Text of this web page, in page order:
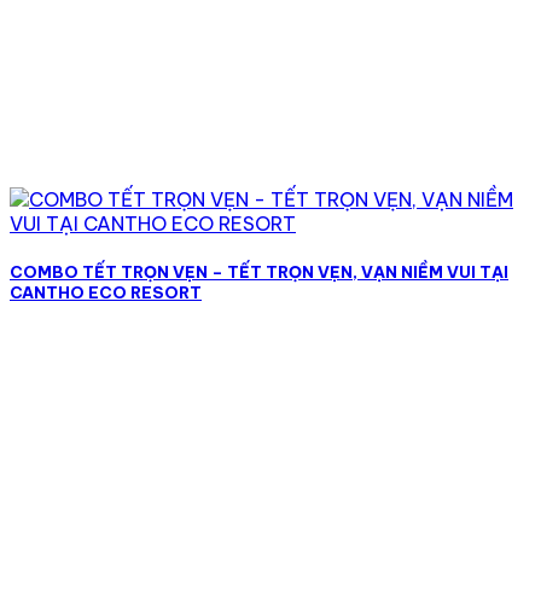
COMBO TẾT TRỌN VẸN – TẾT TRỌN VẸN, VẠN NIỀM VUI TẠI
CANTHO ECO RESORT